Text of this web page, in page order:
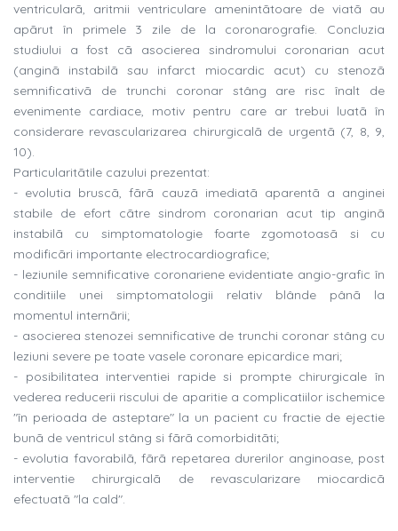
ventricularã, aritmii ventriculare amenintãtoare de viatã au
apãrut în primele 3 zile de la coronarografie. Concluzia
studiului a fost cã asocierea sindromului coronarian acut
(anginã instabilã sau infarct miocardic acut) cu stenozã
semnificativã de trunchi coronar stâng are risc înalt de
evenimente cardiace, motiv pentru care ar trebui luatã în
considerare revascularizarea chirurgicalã de urgentã (7, 8, 9,
10).
Particularitãtile cazului prezentat:
- evolutia bruscã, fãrã cauzã imediatã aparentã a anginei
stabile de efort cãtre sindrom coronarian acut tip anginã
instabilã cu simptomatologie foarte zgomotoasã si cu
modificãri importante electrocardiografice;
- leziunile semnificative coronariene evidentiate angio-grafic în
conditiile unei simptomatologii relativ blânde pânã la
momentul internãrii;
- asocierea stenozei semnificative de trunchi coronar stâng cu
leziuni severe pe toate vasele coronare epicardice mari;
- posibilitatea interventiei rapide si prompte chirurgicale în
vederea reducerii riscului de aparitie a complicatiilor ischemice
"în perioada de asteptare" la un pacient cu fractie de ejectie
bunã de ventricul stâng si fãrã comorbiditãti;
- evolutia favorabilã, fãrã repetarea durerilor anginoase, post
interventie chirurgicalã de revascularizare miocardicã
efectuatã "la cald".